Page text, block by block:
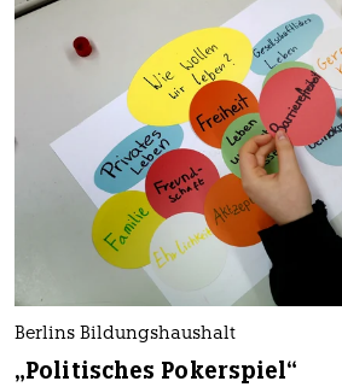
Berlins Bildungshaushalt
„Politisches Pokerspiel“